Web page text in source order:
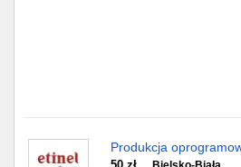
Produkcja
Częstochowa